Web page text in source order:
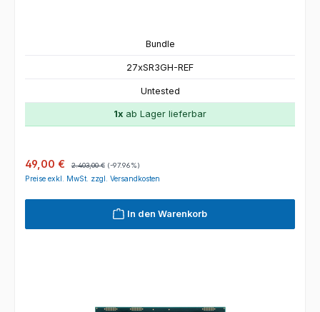
Bundle
27xSR3GH-REF
Untested
1x ab Lager lieferbar
Verkaufspreis:
49,00 € 2.403,00 € (-97.96%)
Preise exkl. MwSt. zzgl. Versandkosten
In den Warenkorb